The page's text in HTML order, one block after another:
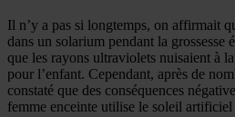
Il n’y a pas si longtemps, on affirmait
dans un solarium pendant la grossesse
que les rayons ultraviolets nuisaient à
pour l’enfant. Cependant, après de
constaté que des conséquences
femme enceinte utilise le soleil